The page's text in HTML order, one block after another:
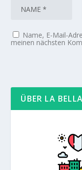
Name, E-Mail-
meinen nächsten
ÜBER LA